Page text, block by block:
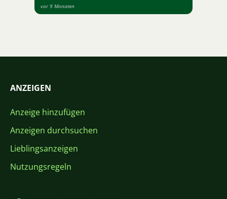
vor 9 Monaten
ANZEIGEN
Anzeige hinzufügen
Anzeigen durchsuchen
Lieblingsanzeigen
Nutzungsregeln